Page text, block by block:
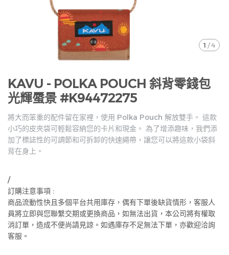
1 /4
KAVU - POLKA POUCH 斜背零錢包
光輝蜃景 #K94472275
將大而笨重的配件留在家裡，使用 Polka Pouch 解放雙手。 這款
小巧的皮夾袋可輕鬆容納您的卡片和現金。 為了增添趣味，我們添
加了標誌性的可調節和可拆卸的快速繩帶，讓您可以將這款小袋斜
背在身上。
/
訂購注意事項 :
商品流動性快且多個平台共用庫存，偶有下單後缺貨情形，客服人
員將立即與您聯繫交期或更換商品，如無法出貨，本公司將有權取
消訂單，造成不便尚請見諒。如遇庫存不足無法下單，亦歡迎洽詢
客服。